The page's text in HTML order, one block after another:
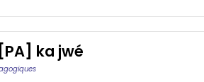
ka jwé